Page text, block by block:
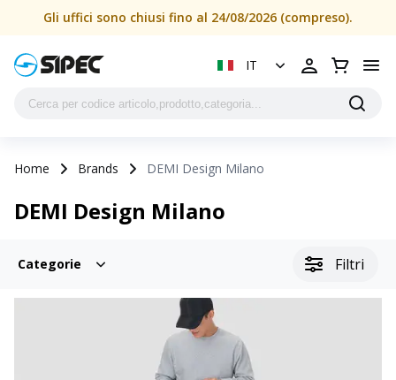
Gli uffici sono chiusi fino al 24/08/2026 (compreso).
IT
Home Brands DEMI Design Milano
DEMI Design Milano
Categorie Filtri